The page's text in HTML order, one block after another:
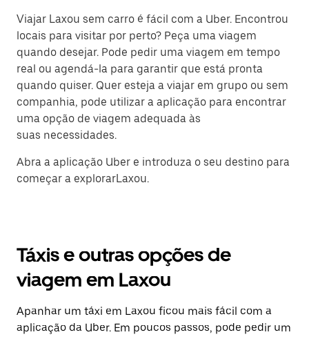
Viajar Laxou sem carro é fácil com a Uber. Encontrou
locais para visitar por perto? Peça uma viagem
quando desejar. Pode pedir uma viagem em tempo
real ou agendá-la para garantir que está pronta
quando quiser. Quer esteja a viajar em grupo ou sem
companhia, pode utilizar a aplicação para encontrar
uma opção de viagem adequada às
suas necessidades.
Abra a aplicação Uber e introduza o seu destino para
começar a explorarLaxou.
Táxis e outras opções de
viagem em Laxou
Apanhar um táxi em Laxou ficou mais fácil com a
aplicação da Uber. Em poucos passos, pode pedir um